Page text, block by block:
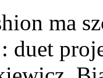
ma
duet